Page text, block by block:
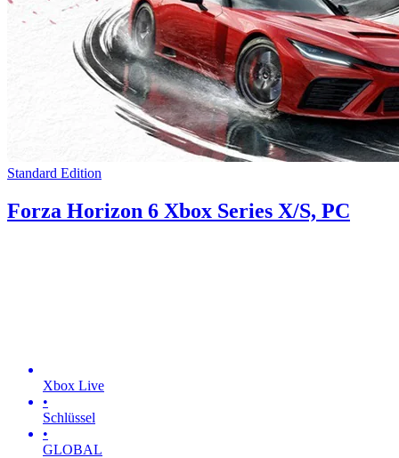
Standard Edition
Forza Horizon 6 Xbox Series X/S, PC
Xbox Live
•
Schlüssel
•
GLOBAL